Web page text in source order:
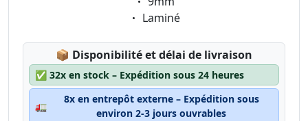
Eigenschaft:
Laminé
📦 Lagerstatus:
Disponibilité et délai de livraison
✅ 32x en stock – Expédition sous 24 heures
🚛
8x en entrepôt externe – Expédition sous
environ 2-3 jours ouvrables